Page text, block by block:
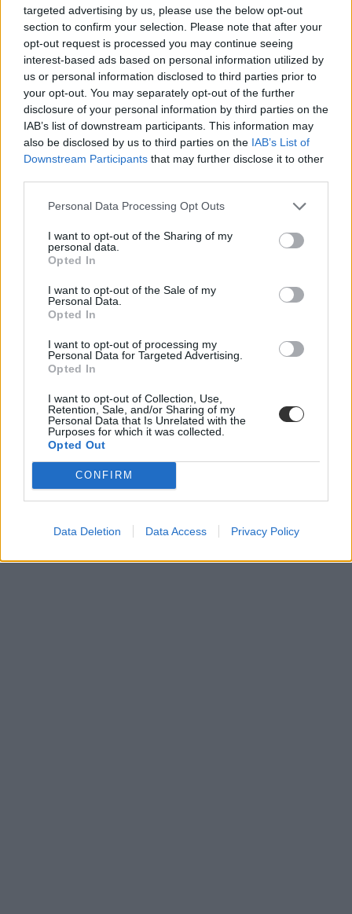
targeted advertising by us, please use the below opt-out
section to confirm your selection. Please note that after your
opt-out request is processed you may continue seeing
interest-based ads based on personal information utilized by
us or personal information disclosed to third parties prior to
your opt-out. You may separately opt-out of the further
disclosure of your personal information by third parties on the
IAB’s list of downstream participants. This information may
also be disclosed by us to third parties on the IAB’s List of
Downstream Participants that may further disclose it to other
Personal Data Processing Opt Outs
I want to opt-out of the Sharing of my
personal data.
Opted In
I want to opt-out of the Sale of my
Personal Data.
Opted In
I want to opt-out of processing my
Personal Data for Targeted Advertising.
Opted In
I want to opt-out of Collection, Use,
Retention, Sale, and/or Sharing of my
Personal Data that Is Unrelated with the
Purposes for which it was collected.
Opted Out
CONFIRM
Data Deletion Data Access Privacy Policy
diplomás pályakövetés
társadalomtudomány
pályakezdő
jövedelem
diplomáspálya pályakövetési rendszer